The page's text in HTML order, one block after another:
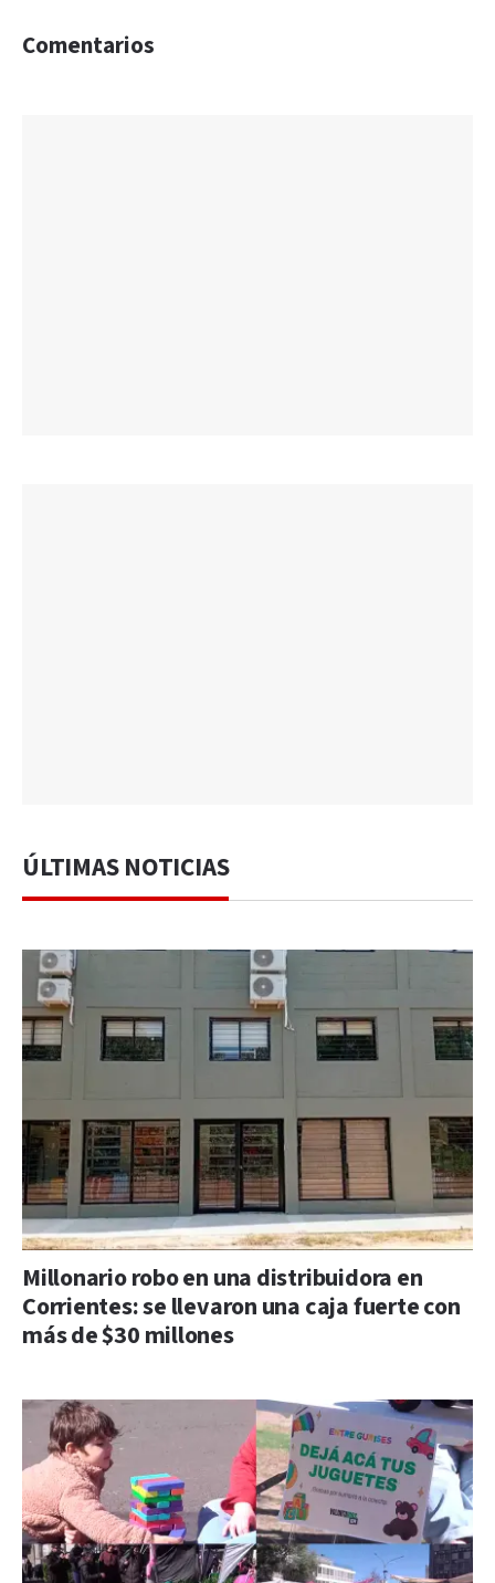
Comentarios
ÚLTIMAS NOTICIAS
Millonario robo en una distribuidora en
Corrientes: se llevaron una caja fuerte con
más de $30 millones